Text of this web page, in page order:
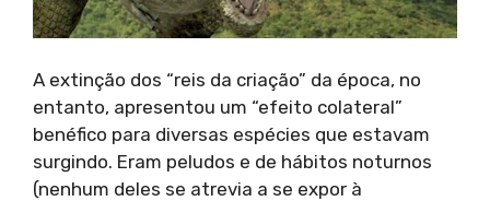
A extinção dos “reis da criação” da época, no
entanto, apresentou um “efeito colateral”
benéfico para diversas espécies que estavam
surgindo. Eram peludos e de hábitos noturnos
(nenhum deles se atrevia a se expor à